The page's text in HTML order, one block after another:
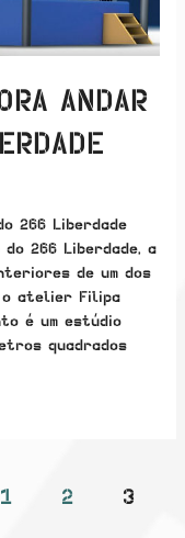
ANDAR
266 Liberdade
266 Liberdade, a
de um dos
o atelier Filipa
é um estúdio
quadrados
1 2 3